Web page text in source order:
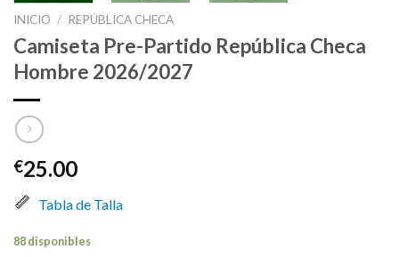
INICIO / REPÚBLICA CHECA
Camiseta Pre-Partido República Checa
Hombre 2026/2027
€25.00
Tabla de Talla
88 disponibles